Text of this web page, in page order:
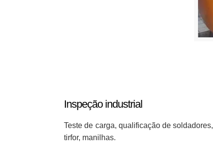
Inspeção industrial
Teste de carga, qualificação de
tirfor, manilhas.